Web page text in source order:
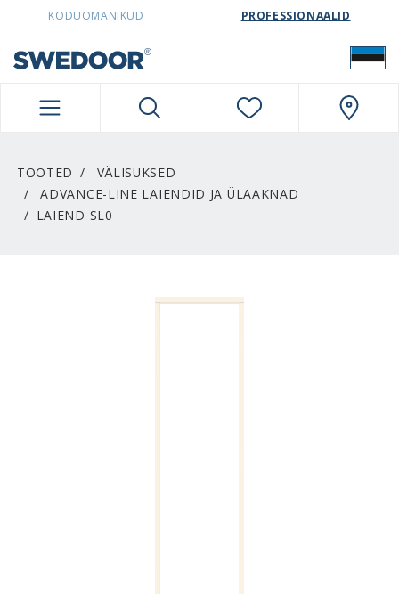
SWEDOORESTONIA NAVIGATION
KODUOMANIKUD PROFESSIONAALID
TOOTED
VÄLISUKSED
ADVANCE-LINE LAIENDID JA ÜLAAKNAD
LAIEND SL0